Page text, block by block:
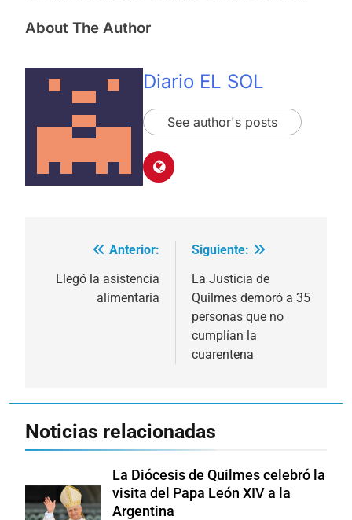
About The Author
Diario EL SOL
See author's posts
Navegación
de
Anterior:
Llegó la asistencia
alimentaria
Siguiente:
La Justicia de
Quilmes demoró a 35
personas que no
cumplían la
cuarentena
Noticias relacionadas
La Diócesis de Quilmes celebró la
visita del Papa León XIV a la
Argentina